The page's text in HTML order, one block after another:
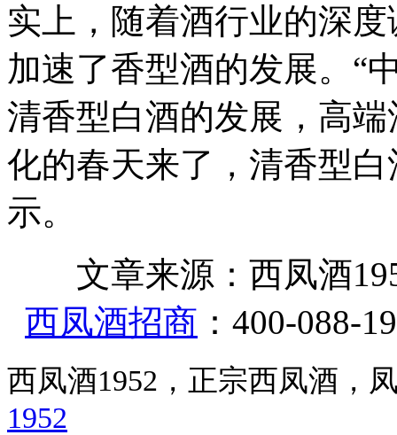
实上，随着酒行业的深
加速了香型酒的发展。“
清香型白酒的发展，高
化的春天来了，清香型
示。
文章来源：西凤酒
西凤酒招商 ：400-088-
西凤酒1952，正宗西凤酒
1952